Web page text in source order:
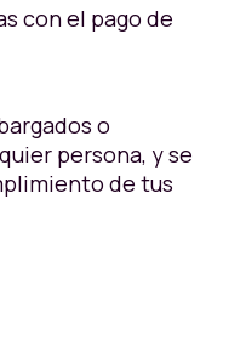
con el pago de
o
persona, y se
de tus